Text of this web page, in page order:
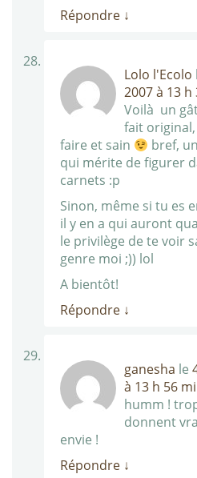
Répondre ↓
Lolo l'Ecolo
2007 à 13 h
Voilà un
fait original,
faire et sain
bref,
qui mérite de figurer
carnets :p
Sinon, même si tu es
il y en a qui auront
le privilège de te voir
genre moi ;)) lol
A bientôt!
Répondre ↓
ganesha le
à 13 h 56
humm !
donnent
envie !
Répondre ↓